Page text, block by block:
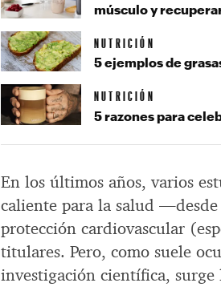
En los últimos años, varios
caliente para la salud
protección cardiovascular
titulares. Pero, como suele
investigación científica, surge
músculo y
NUTRICIÓN
5 ejemplos de
NUTRICIÓN
5 razones para